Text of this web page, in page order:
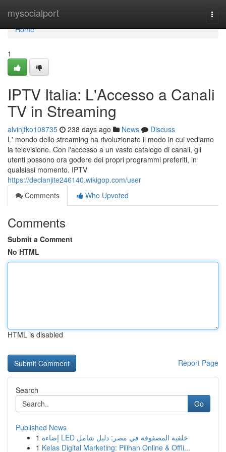
mysocialport
Home
Home
1
IPTV Italia: L'Accesso a Canali
TV in Streaming
alvinjfko108735 238 days ago News
Discuss
L' mondo dello streaming ha rivoluzionato il modo in cui vediamo
la televisione. Con l'accesso a un vasto catalogo di canali, gli
utenti possono ora godere dei propri programmi preferiti, in
qualsiasi momento. IPTV
https://declanjite246140.wikigop.com/user
Comments
Who Upvoted
Comments
Submit a Comment
No HTML
HTML is disabled
Report Page
Search
Go
Published News
1
إضاءة LED خلفية المصفوفة في مصر: دليل شامل
1 Kelas Digital Marketing: Pilihan Online & Offli...